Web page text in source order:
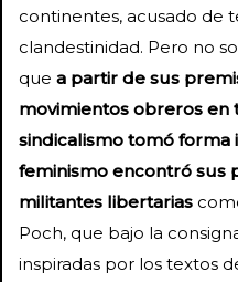
continentes, acusado de
clandestinidad. Pero no
que a partir de sus
movimientos obreros en
sindicalismo tomó forma
feminismo encontró sus
militantes libertarias
Poch, que bajo la
inspiradas por los textos